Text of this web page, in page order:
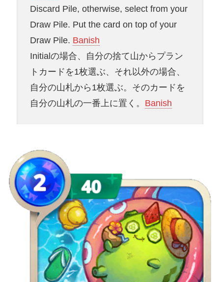
Discard Pile, otherwise, select from your
Draw Pile. Put the card on top of your
Draw Pile. Banish
Initialの場合、自分の捨て山からプラン
トカードを1枚選ぶ、それ以外の場合、
自分の山札から1枚選ぶ。そのカードを
自分の山札の一番上に置く。 Banish